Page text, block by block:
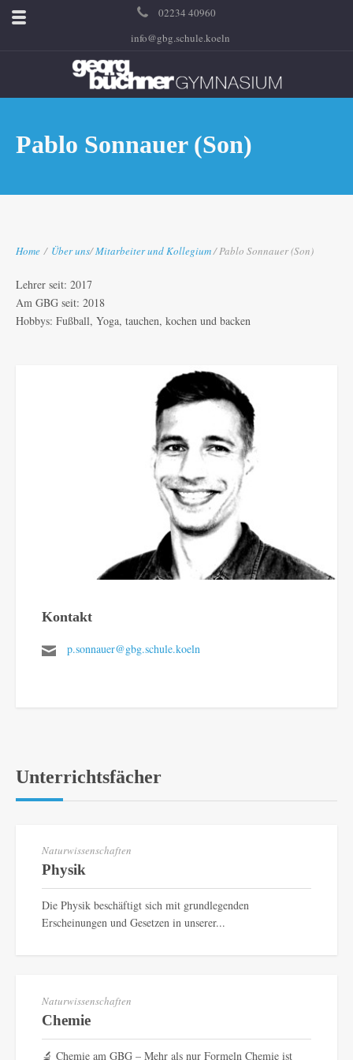
02234 40960
info@gbg.schule.koeln
Pablo Sonnauer (Son)
Home / Über uns/Mitarbeiter und Kollegium/ Pablo Sonnauer (Son)
Lehrer seit: 2017
Am GBG seit: 2018
Hobbys: Fußball, Yoga, tauchen, kochen und backen
Kontakt
p.sonnauer@gbg.schule.koeln
Unterrichtsfächer
Naturwissenschaften
Physik
Die Physik beschäftigt sich mit grundlegenden
Erscheinungen und Gesetzen in unserer...
Naturwissenschaften
Chemie
🔬 Chemie am GBG – Mehr als nur Formeln Chemie ist